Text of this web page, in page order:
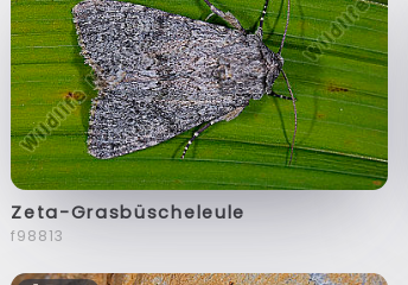
Zeta-Grasbüscheleule
f98813